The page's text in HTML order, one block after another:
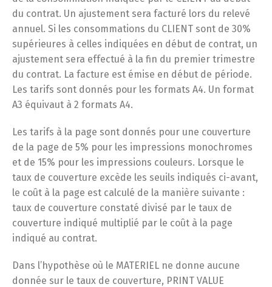
du contrat. Un ajustement sera facturé lors du relevé
annuel. Si les consommations du CLIENT sont de 30%
supérieures à celles indiquées en début de contrat, un
ajustement sera effectué à la fin du premier trimestre
du contrat. La facture est émise en début de période.
Les tarifs sont donnés pour les formats A4. Un format
A3 équivaut à 2 formats A4.
Les tarifs à la page sont donnés pour une couverture
de la page de 5% pour les impressions monochromes
et de 15% pour les impressions couleurs. Lorsque le
taux de couverture excède les seuils indiqués ci-avant,
le coût à la page est calculé de la manière suivante :
taux de couverture constaté divisé par le taux de
couverture indiqué multiplié par le coût à la page
indiqué au contrat.
Dans l’hypothèse où le MATERIEL ne donne aucune
donnée sur le taux de couverture, PRINT VALUE